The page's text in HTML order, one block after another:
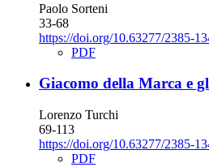
Paolo Sorteni
33-68
https://doi.org/10.63277/2385-
PDF
Giacomo della Marca e
Lorenzo Turchi
69-113
https://doi.org/10.63277/2385-
PDF